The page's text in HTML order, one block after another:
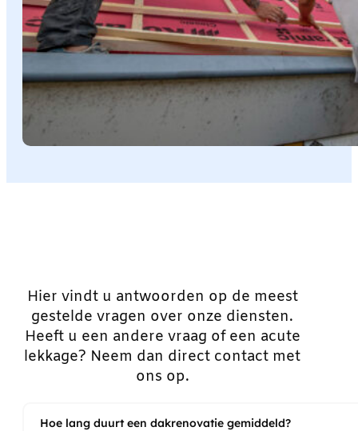
Hier vindt u antwoorden op de meest
gestelde vragen over onze diensten.
Heeft u een andere vraag of een acute
lekkage? Neem dan direct contact met
ons op.
Hoe lang duurt een dakrenovatie gemiddeld?